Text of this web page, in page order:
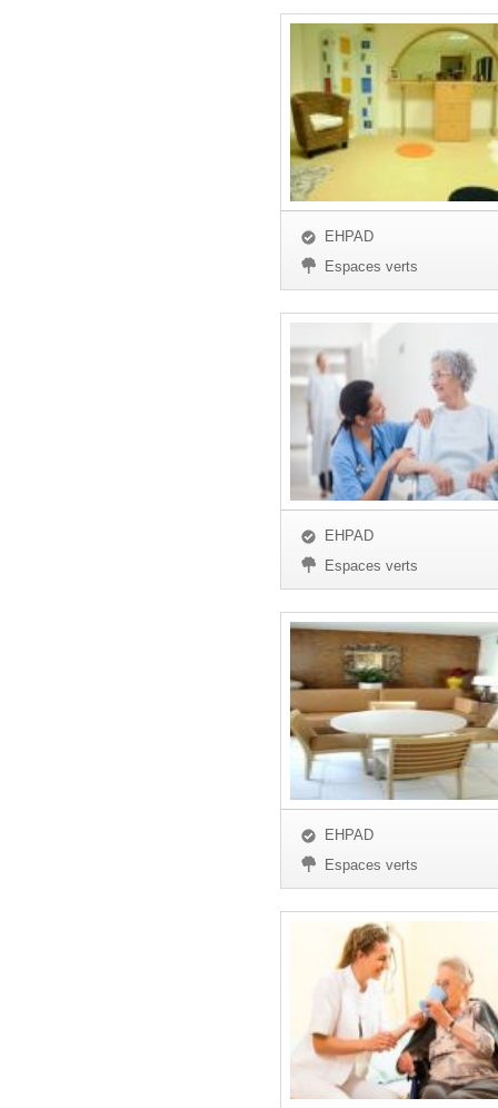
EHPAD
Espaces verts
EHPAD
Espaces verts
EHPAD
Espaces verts